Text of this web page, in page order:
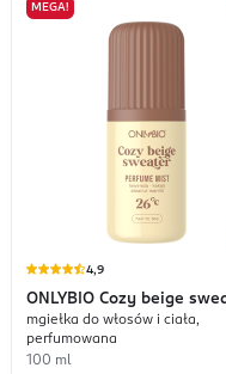
MEGA!
4,9
ONLYBIO Cozy beige
26°C
mgiełka do włosów i ciała,
perfumowana
100 ml